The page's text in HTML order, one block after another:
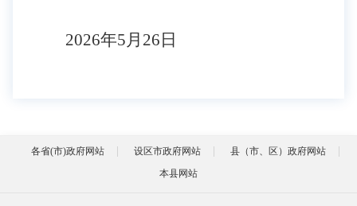
2026年5月26日
各省(市)政府网站 设区市政府网站
县（市、区）政府网站
本县网站